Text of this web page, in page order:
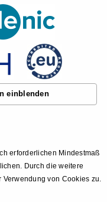
einblenden
erforderlichen Mindestmaß
Durch die weitere
Verwendung von Cookies zu.